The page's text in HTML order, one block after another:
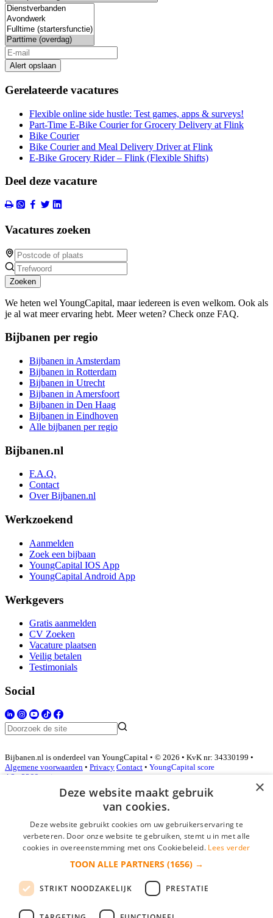
Alert opslaan
Gerelateerde vacatures
Flexible online side hustle: Test games, apps & surveys!
Part-Time E-Bike Courier for Grocery Delivery at Flink
Bike Courier
Bike Courier and Meal Delivery Driver at Flink
E-Bike Grocery Rider – Flink (Flexible Shifts)
Deel deze vacature
Vacatures zoeken
Zoeken
We heten wel YoungCapital, maar iedereen is even welkom. Ook als
je al wat meer ervaring hebt. Meer weten? Check onze FAQ.
Bijbanen per regio
Bijbanen in Amsterdam
Bijbanen in Rotterdam
Bijbanen in Utrecht
Bijbanen in Amersfoort
Bijbanen in Den Haag
Bijbanen in Eindhoven
Alle bijbanen per regio
Bijbanen.nl
F.A.Q.
Contact
Over Bijbanen.nl
Werkzoekend
Aanmelden
Zoek een bijbaan
YoungCapital IOS App
YoungCapital Android App
Werkgevers
Gratis aanmelden
CV Zoeken
Vacature plaatsen
Veilig betalen
Testimonials
Social
Bijbanen.nl is onderdeel van YoungCapital • © 2026 • KvK nr: 34330199 •
Algemene voorwaarden • Privacy Contact • YoungCapital score
4.3 - 3366 reviews
Inloggen als bedrijf
*
login gegevens onthouden
login
×
Deze website maakt gebruik
van cookies.
Deze website gebruikt cookies om uw gebruikerservaring te
verbeteren. Door onze website te gebruiken, stemt u in met alle
cookies in overeenstemming met ons Cookiebeleid. Lees verder
TOON ALLE PARTNERS (1656) →
STRIKT NOODZAKELIJK PRESTATIE